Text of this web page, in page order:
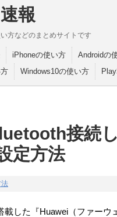
報
方などのまとめサイトです
iPhoneの使い方 Androidの
Windows10の使い方
接続
定方法
した『Huawei（ファーウ